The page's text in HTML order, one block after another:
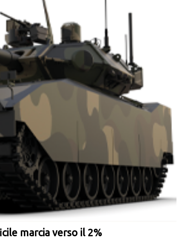
marcia verso il 2%